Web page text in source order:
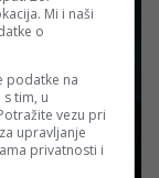
Mi i naši
o
podatke na
tim, u
vezu pri
upravljanje
privatnosti i